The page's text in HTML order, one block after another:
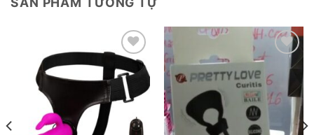
Add to
wishlist
Add to
wishlist